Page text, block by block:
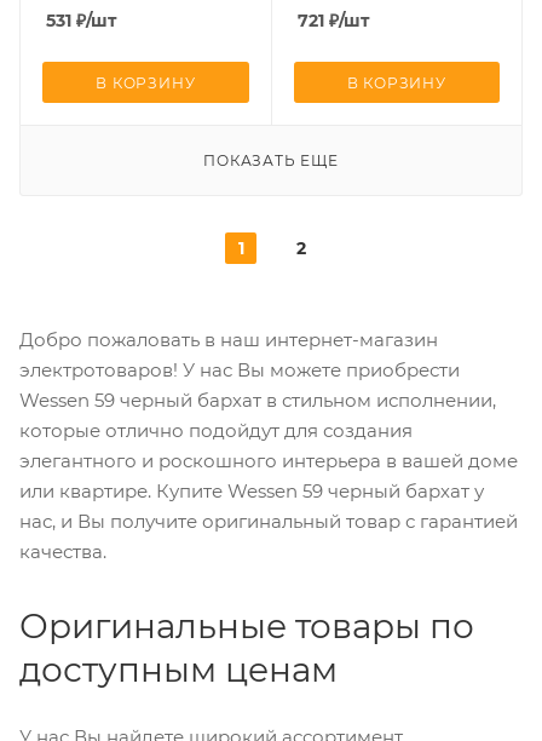
531 ₽/шт
В КОРЗИНУ
721₽/шт
В КОРЗИНУ
ПОКАЗАТЬ ЕЩЕ
1 2
Добро пожаловать в наш интернет-магазин
электротоваров! У нас Вы можете приобрести
Wessen 59 черный бархат в стильном исполнении,
которые отлично подойдут для создания
элегантного и роскошного интерьера в вашей доме
или квартире. Купите Wessen 59 черный бархат у
нас, и Вы получите оригинальный товар с гарантией
качества.
Оригинальные товары по
доступным ценам